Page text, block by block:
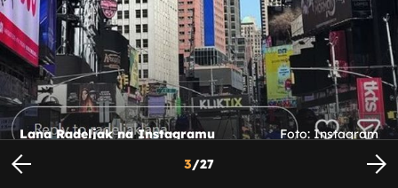
Lana Radeljak na Instagramu
Foto: Instagram
3/27